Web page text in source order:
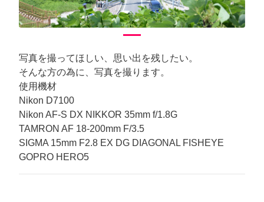
写真を撮ってほしい、思い出を残したい。
そんな方の為に、写真を撮ります。
使用機材
Nikon D7100
Nikon AF-S DX NIKKOR 35mm f/1.8G
TAMRON AF 18-200mm F/3.5
SIGMA 15mm F2.8 EX DG DIAGONAL FISHEYE
GOPRO HERO5